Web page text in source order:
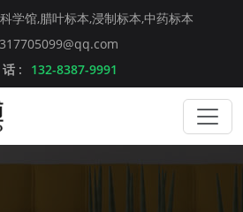
学馆,腊叶标本,浸制标本,中药标本
:
132-8387-9991